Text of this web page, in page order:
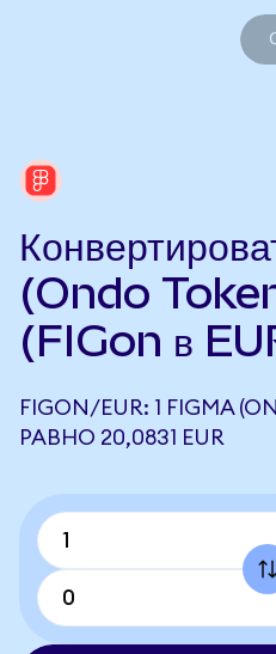
(Ondo
(FIGon в
FIGON/EUR: 1 FIGMA
РАВНО 20,0831 EUR